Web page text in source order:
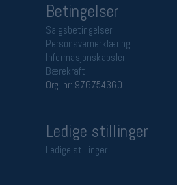
Betingelser
Salgsbetingelser
Personsvernerklæring
Informasjonskapsler
Bærekraft
Org. nr: 976754360
Ledige stillinger
Ledige stillinger